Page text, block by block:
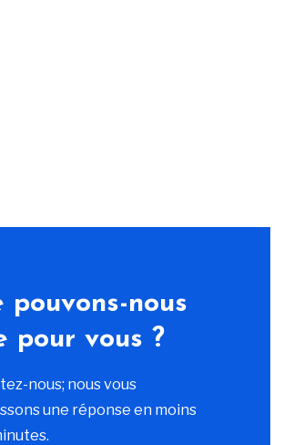
pouvons-nous
pour vous ?
nous; nous vous
une réponse en moins